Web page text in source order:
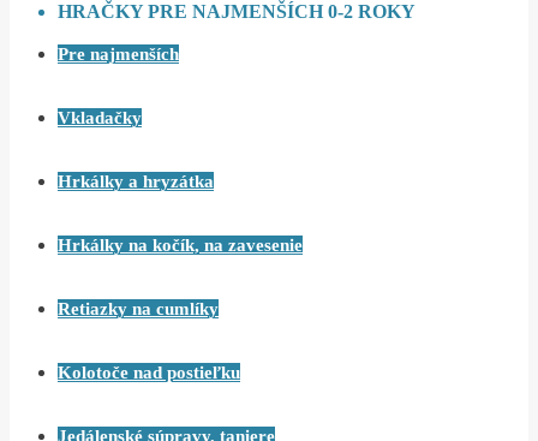
HRAČKY PRE NAJMENŠÍCH 0-2 ROKY
Pre najmenších
Vkladačky
Hrkálky a hryzátka
Hrkálky na kočík, na zavesenie
Retiazky na cumlíky
Kolotoče nad postieľku
Jedálenské súpravy, taniere